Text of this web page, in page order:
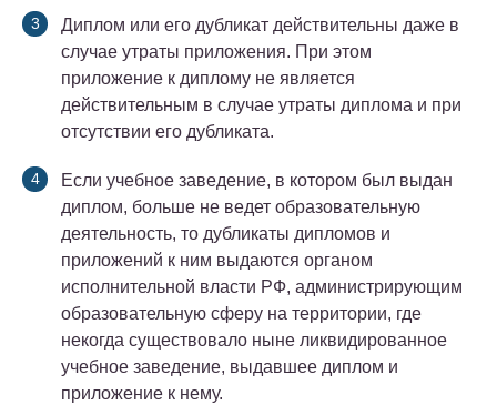
Диплом или его дубликат действительны даже в
случае утраты приложения. При этом
приложение к диплому не является
действительным в случае утраты диплома и при
отсутствии его дубликата.
Если учебное заведение, в котором был выдан
диплом, больше не ведет образовательную
деятельность, то дубликаты дипломов и
приложений к ним выдаются органом
исполнительной власти РФ, администрирующим
образовательную сферу на территории, где
некогда существовало ныне ликвидированное
учебное заведение, выдавшее диплом и
приложение к нему.